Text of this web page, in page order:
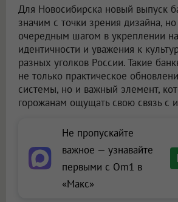
Для Новосибирска новый выпуск
значим с точки зрения дизайна, но
очередным шагом в укреплении
идентичности и уважения к
разных уголков России. Такие
не только практическое
системы, но и важный элемент,
горожанам ощущать свою связь с
Не пропускайте
важное — узнавайте
первыми с Om1 в
«Макс»